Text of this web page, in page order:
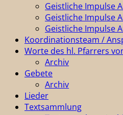
Geistliche Impulse
Geistliche Impulse
Geistliche Impulse
Koordinationsteam /
Worte des hl. Pfarrers
Archiv
Gebete
Archiv
Lieder
Textsammlung